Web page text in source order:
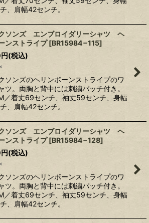
、肩幅42センチ。
ソンズ エンブロイダリーシャツ ヘ
ンストライプ [BR15984−115]
円(税込)
ソンズのヘリンボーンストライプのワ
ツ。両胸と背中には刺繍パッチ付き。
／着丈69センチ、袖丈59センチ、身幅
、肩幅42センチ。
ソンズ エンブロイダリーシャツ ヘ
ンストライプ [BR15984−128]
円(税込)
ソンズのヘリンボーンストライプのワ
ツ。両胸と背中には刺繍パッチ付き。
／着丈69センチ、袖丈59センチ、身幅
、肩幅42センチ。